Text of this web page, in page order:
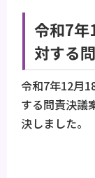
令和7
対する
令和7年12月
する問責決議
決しました。